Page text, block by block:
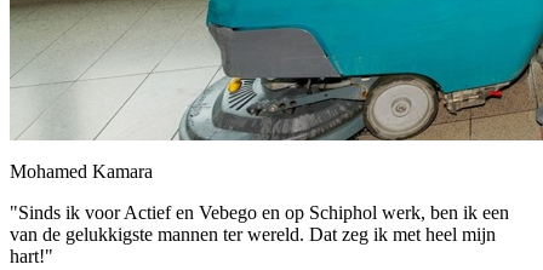
Mohamed Kamara
"Sinds ik voor Actief en Vebego en op Schiphol werk, ben ik een
van de gelukkigste mannen ter wereld. Dat zeg ik met heel mijn
hart!"